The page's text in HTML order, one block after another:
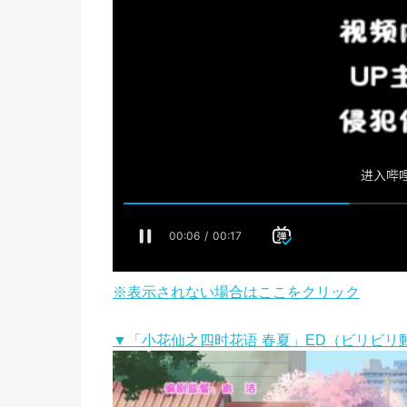
※表示されない場合はここをクリック
▼「小花仙之四时花语 春夏」ED（ビリビリ